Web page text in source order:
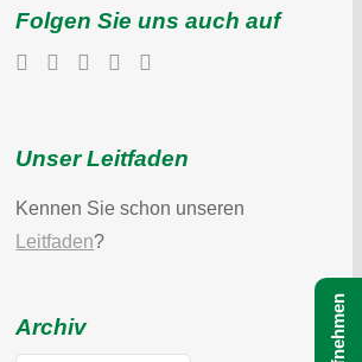
Folgen Sie uns auch auf
Unser Leitfaden
Kennen Sie schon unseren
Leitfaden?
Archiv